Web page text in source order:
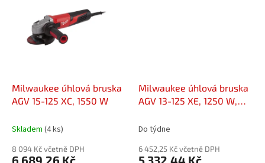
Milwaukee úhlová bruska
AGV 15-125 XC, 1550 W
Skladem (4 ks)
8 094 Kč včetně DPH
6 689,26 Kč
Milwaukee úhlová bruska
AGV 13-125 XE, 1250 W,
Do týdne
6 452,25 Kč včetně DPH
5 332,44 Kč